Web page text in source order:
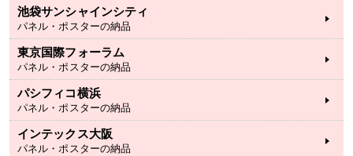
池袋サンシャインシティ
パネル・ポスターの納品
東京国際フォーラム
パネル・ポスターの納品
パシフィコ横浜
パネル・ポスターの納品
インテックス大阪
パネル・ポスターの納品